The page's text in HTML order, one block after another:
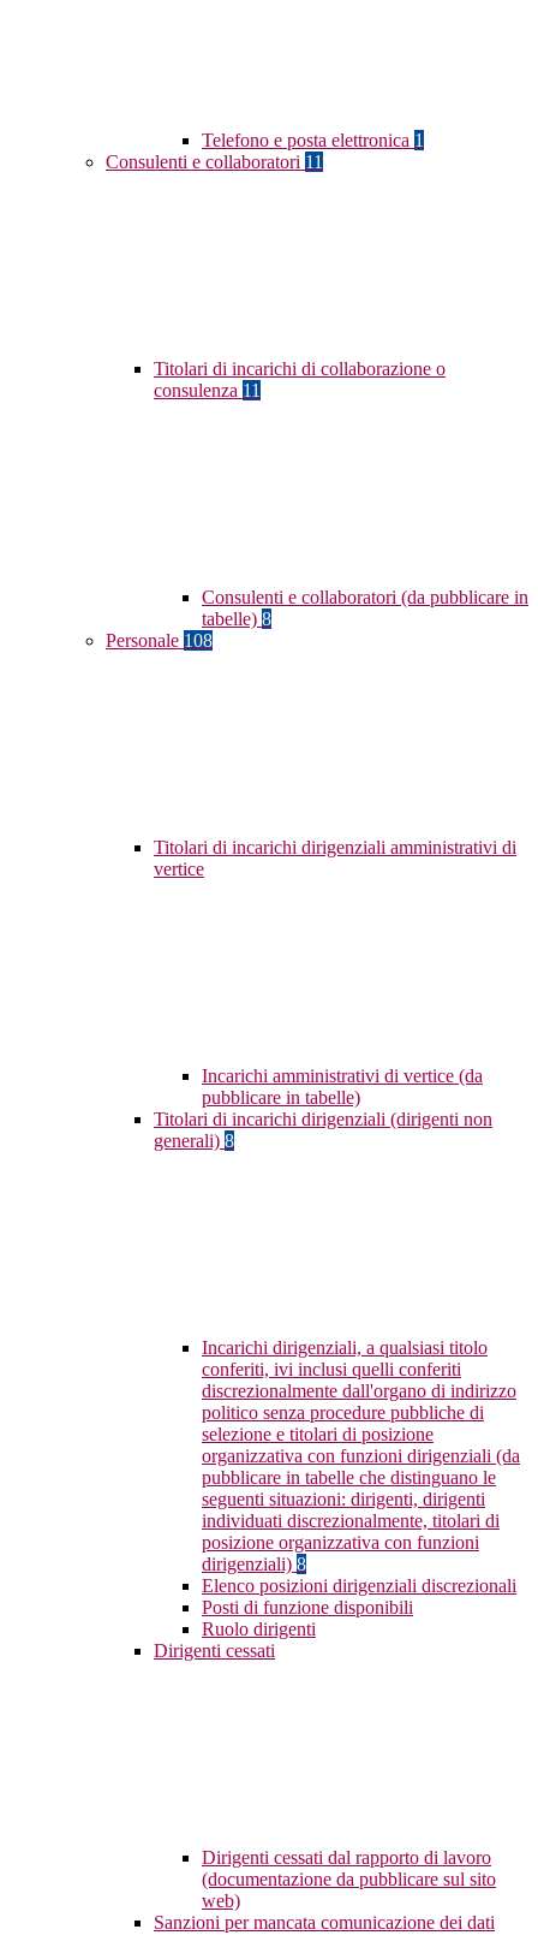
Telefono e posta elettronica 1
Consulenti e collaboratori 11
Titolari di incarichi di collaborazione o
consulenza 11
Consulenti e collaboratori (da pubblicare in
tabelle) 8
Personale 108
Titolari di incarichi dirigenziali amministrativi di
vertice
Incarichi amministrativi di vertice (da
pubblicare in tabelle)
Titolari di incarichi dirigenziali (dirigenti non
generali) 8
Incarichi dirigenziali, a qualsiasi titolo
conferiti, ivi inclusi quelli conferiti
discrezionalmente dall'organo di indirizzo
politico senza procedure pubbliche di
selezione e titolari di posizione
organizzativa con funzioni dirigenziali (da
pubblicare in tabelle che distinguano le
seguenti situazioni: dirigenti, dirigenti
individuati discrezionalmente, titolari di
posizione organizzativa con funzioni
dirigenziali) 8
Elenco posizioni dirigenziali discrezionali
Posti di funzione disponibili
Ruolo dirigenti
Dirigenti cessati
Dirigenti cessati dal rapporto di lavoro
(documentazione da pubblicare sul sito
web)
Sanzioni per mancata comunicazione dei dati